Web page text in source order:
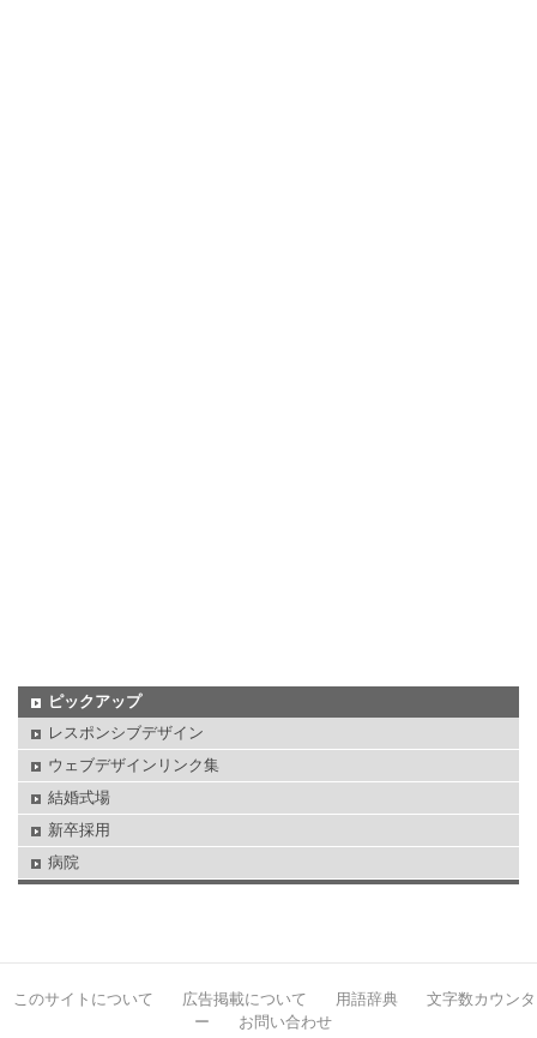
ピックアップ
レスポンシブデザイン
ウェブデザインリンク集
結婚式場
新卒採用
病院
このサイトについて 広告掲載について 用語辞典
文字数カウンタ
ー
お問い合わせ